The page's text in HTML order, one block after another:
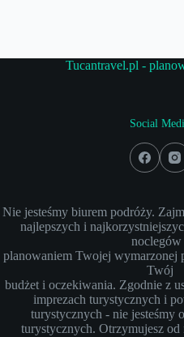
Tucantravel.pl -
Social
Nie jesteśmy biurem podróży.
najlepszych i
noclegów
planowaniem Twojej wymarzonej
Twój
budżet i oczekiwania. Zgodnie z
imprezach turystycznych i
turystycznych - nie jesteśmy
turystycznych. Otrzymujesz